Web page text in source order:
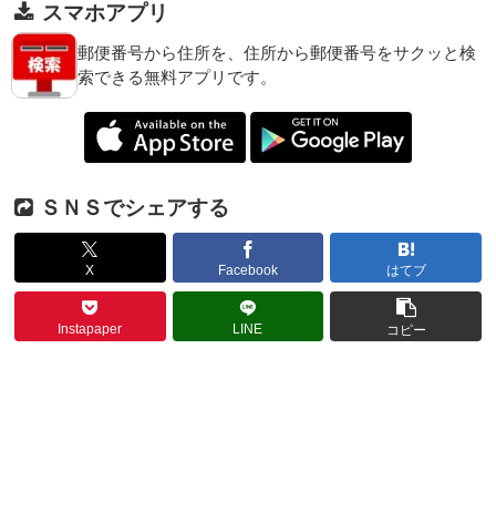
スマホアプリ
郵便番号から住所を、住所から郵便番号をサクッと検
索できる無料アプリです。
ＳＮＳでシェアする
X Facebook はてブ
Instapaper LINE コピー